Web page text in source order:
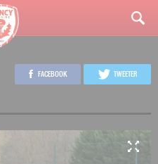
FACEBOOK TWEETER